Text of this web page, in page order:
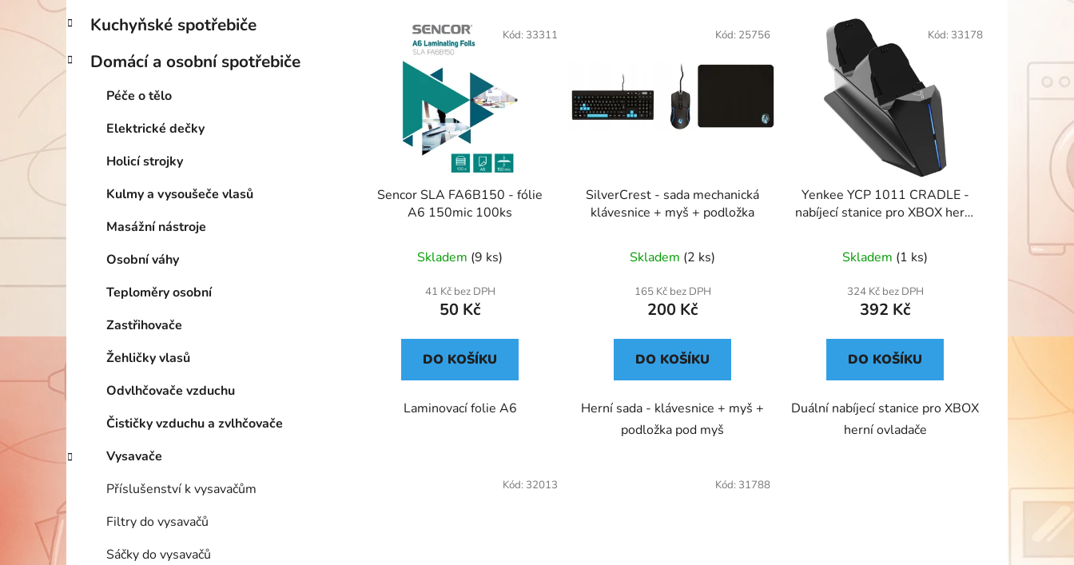
Kuchyňské spotřebiče
Domácí a osobní spotřebiče
Péče o tělo
Elektrické dečky
Holicí strojky
Kulmy a vysoušeče vlasů
Masážní nástroje
Osobní váhy
Teploměry osobní
Zastřihovače
Žehličky vlasů
Odvlhčovače vzduchu
Čističky vzduchu a zvlhčovače
Vysavače
Příslušenství k vysavačům
Filtry do vysavačů
Sáčky do vysavačů
Sencor SLA FA6B150 - fólie
A6 150mic 100ks
Skladem (9 ks)
41 Kč bez DPH
50 Kč
DO KOŠÍKU
Laminovací folie A6
Kód: 33311
SilverCrest - sada mechanická
klávesnice + myš + podložka
Skladem (2 ks)
165 Kč bez DPH
200 Kč
DO KOŠÍKU
Herní sada - klávesnice + myš +
podložka pod myš
Kód: 25756
Yenkee YCP 1011 CRADLE -
nabíjecí stanice pro XBOX herní
Skladem (1 ks)
324 Kč bez DPH
392 Kč
DO KOŠÍKU
Duální nabíjecí stanice pro XBOX
herní ovladače
Kód: 33178
Kód: 32013 Kód: 31788